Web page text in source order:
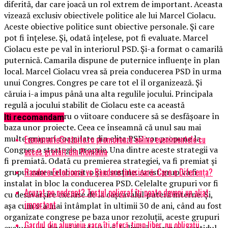
diferită, dar care joacă un rol extrem de important. Aceasta
vizează exclusiv obiectivele politice ale lui Marcel Ciolacu.
Aceste obiective politice sunt obiective personale. Și care
pot fi înțelese. Și, odată înțelese, pot fi evaluate. Marcel
Ciolacu este pe val în interiorul PSD. Și-a format o camarilă
puternică. Camarila dispune de puternice influențe în plan
local. Marcel Ciolacu vrea să preia conducerea PSD în urma
unui Congres. Congres pe care tot el îl organizează. Și
căruia i-a impus până una alta regulile jocului. Principala
regulă a jocului stabilit de Ciolacu este ca această
competiție pentru o viitoare conducere să se desfășoare în
baza unor proiecte. Ceea ce înseamnă că unul sau mai
multe grupuri coagulate din elita PSD vor propune la
Congres o strategie proprie. Una dintre aceste strategii va
fi premiată. Odată cu premierea strategiei, va fi premiat și
grupul care a elaborat-o și o susține. Acest grup va fi
instalat în bloc la conducerea PSD. Celelalte grupuri vor fi
cu desăvârșire excluse de la cașcavalul puterii interne. Și,
așa cum s-a mai întâmplat în ultimii 30 de ani, când au fost
organizate congrese pe baza unor rezoluții, aceste grupuri
Iti recomandam
EvenimenteGratuite.ro promovează online evenimentele cu
acces gratuit din România
Randare Exterioară vs Randare Interioară: Care e Diferența?
Acuzat pe nedrept? Testul poligraf îţi poate deveni un aliat
important
Gardul din aluminiu care îți oferă timp liber, nu obligații